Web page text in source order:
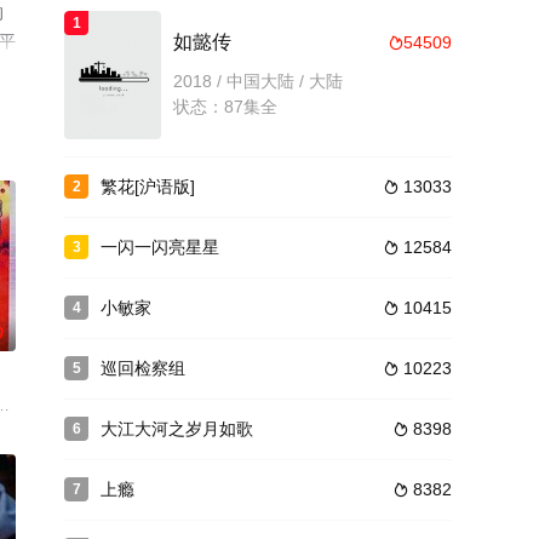
乔云风
身到敌后抗日战场，由于从军前他有英语基
就在这个节骨眼上，晓彤却成为了“落跑新娘”，尽管她并非不爱即将成为自
地区已全部解放。在解放在大军向西昌进发之际，蒋介石命令胡宗南死守
1
54509
如懿传
2018 / 中国大陆 / 大陆
状态：87集全
2  13033
繁花[沪语版]
3  12584
一闪一闪亮星星
4  10415
小敏家
5  10223
巡回检察组
6  8398
大江大河之岁月如歌
7  8382
上瘾